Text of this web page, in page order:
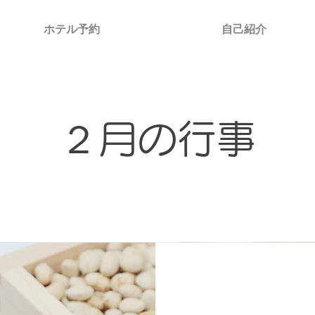
ホテル予約 自己紹介
２月の行事